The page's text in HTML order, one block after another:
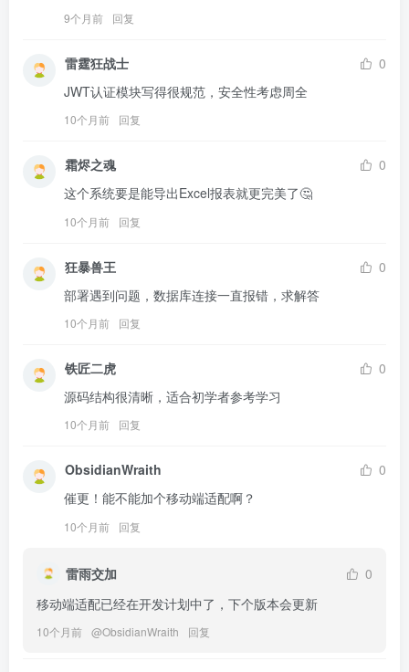
9个月前 回复
雷霆狂战士
0
JWT认证模块写得很规范，安全性考虑周全
10个月前 回复
霜烬之魂
0
这个系统要是能导出Excel报表就更完美了🤔
10个月前 回复
狂暴兽王
0
部署遇到问题，数据库连接一直报错，求解答
10个月前 回复
铁匠二虎
0
源码结构很清晰，适合初学者参考学习
10个月前 回复
ObsidianWraith
0
催更！能不能加个移动端适配啊？
10个月前 回复
雷雨交加
0
移动端适配已经在开发计划中了，下个版本会更新
10个月前 @ObsidianWraith 回复